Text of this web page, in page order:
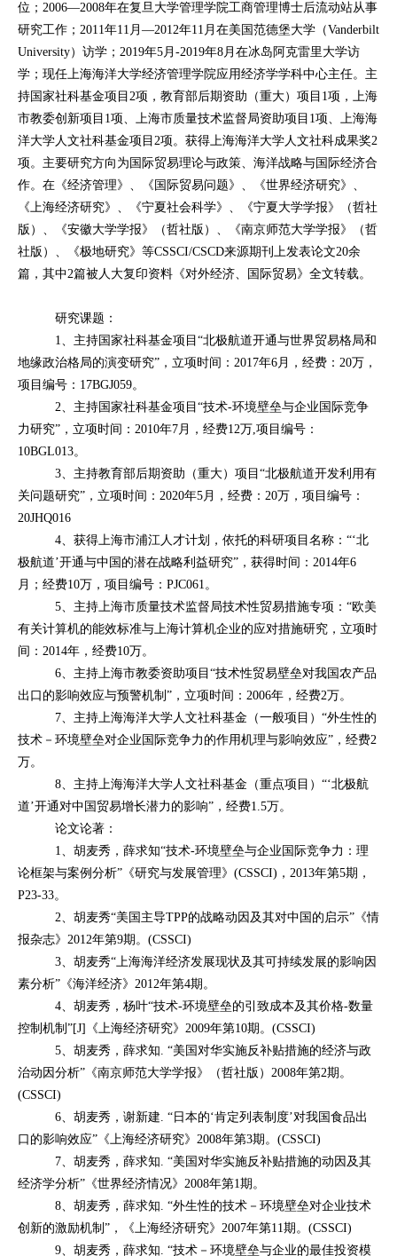
位；2006—2008年在复旦大学管理学院工商管理博士后流动站从事
研究工作；2011年11月—2012年11月在美国范德堡大学（Vanderbilt
University）访学；2019年5月-2019年8月在冰岛阿克雷里大学访
学；现任上海海洋大学经济管理学院应用经济学学科中心主任。主
持国家社科基金项目2项，教育部后期资助（重大）项目1项，上海
市教委创新项目1项、上海市质量技术监督局资助项目1项、上海海
洋大学人文社科基金项目2项。获得上海海洋大学人文社科成果奖2
项。主要研究方向为国际贸易理论与政策、海洋战略与国际经济合
作。在《经济管理》、《国际贸易问题》、《世界经济研究》、
《上海经济研究》、《宁夏社会科学》、《宁夏大学学报》（哲社
版）、《安徽大学学报》（哲社版）、《南京师范大学学报》（哲
社版）、《极地研究》等CSSCI/CSCD来源期刊上发表论文20余
篇，其中2篇被人大复印资料《对外经济、国际贸易》全文转载。
研究课题：
1、主持国家社科基金项目“北极航道开通与世界贸易格局和
地缘政治格局的演变研究”，立项时间：2017年6月，经费：20万，
项目编号：17BGJ059。
2、主持国家社科基金项目“技术-环境壁垒与企业国际竞争
力研究”，立项时间：2010年7月，经费12万,项目编号：
10BGL013。
3、主持教育部后期资助（重大）项目“北极航道开发利用有
关问题研究”，立项时间：2020年5月，经费：20万，项目编号：
20JHQ016
4、获得上海市浦江人才计划，依托的科研项目名称：“‘北
极航道’开通与中国的潜在战略利益研究”，获得时间：2014年6
月；经费10万，项目编号：PJC061。
5、主持上海市质量技术监督局技术性贸易措施专项：“欧美
有关计算机的能效标准与上海计算机企业的应对措施研究，立项时
间：2014年，经费10万。
6、主持上海市教委资助项目“技术性贸易壁垒对我国农产品
出口的影响效应与预警机制”，立项时间：2006年，经费2万。
7、主持上海海洋大学人文社科基金（一般项目）“外生性的
技术－环境壁垒对企业国际竞争力的作用机理与影响效应”，经费2
万。
8、主持上海海洋大学人文社科基金（重点项目）“‘北极航
道’开通对中国贸易增长潜力的影响”，经费1.5万。
论文论著：
1、胡麦秀，薛求知“技术-环境壁垒与企业国际竞争力：理
论框架与案例分析”《研究与发展管理》(CSSCI)，2013年第5期，
P23-33。
2、胡麦秀“美国主导TPP的战略动因及其对中国的启示”《情
报杂志》2012年第9期。(CSSCI)
3、胡麦秀“上海海洋经济发展现状及其可持续发展的影响因
素分析”《海洋经济》2012年第4期。
4、胡麦秀，杨叶“技术-环境壁垒的引致成本及其价格-数量
控制机制”[J]《上海经济研究》2009年第10期。(CSSCI)
5、胡麦秀，薛求知. “美国对华实施反补贴措施的经济与政
治动因分析”《南京师范大学学报》（哲社版）2008年第2期。
(CSSCI)
6、胡麦秀，谢新建. “日本的‘肯定列表制度’对我国食品出
口的影响效应”《上海经济研究》2008年第3期。(CSSCI)
7、胡麦秀，薛求知. “美国对华实施反补贴措施的动因及其
经济学分析”《世界经济情况》2008年第1期。
8、胡麦秀，薛求知. “外生性的技术－环境壁垒对企业技术
创新的激励机制”，《上海经济研究》2007年第11期。(CSSCI)
9、胡麦秀，薛求知. “技术－环境壁垒与企业的最佳投资模